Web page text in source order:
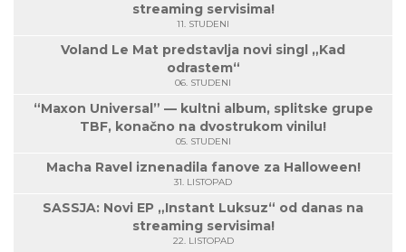
streaming servisima!
11. STUDENI
Voland Le Mat predstavlja novi singl „Kad
odrastem“
06. STUDENI
“Maxon Universal” — kultni album, splitske grupe
TBF, konačno na dvostrukom vinilu!
05. STUDENI
Macha Ravel iznenadila fanove za Halloween!
31. LISTOPAD
SASSJA: Novi EP „Instant Luksuz“ od danas na
streaming servisima!
22. LISTOPAD